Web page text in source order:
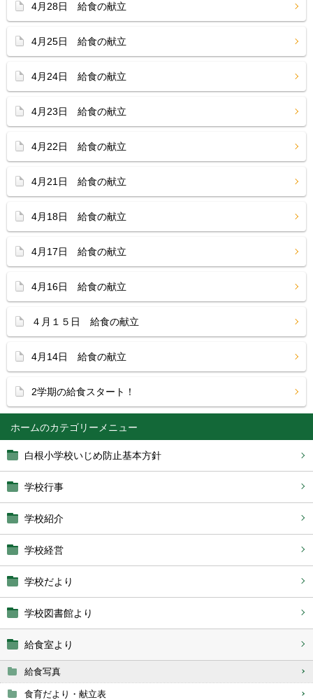
ホーム
白根小学校いじめ防止基本方針
学校行事
学校紹介
学校経営
学校だより
学校図書館より
給食室より
給食写真
食育だより・献立表
4月28日 給食の献立
4月25日 給食の献立
4月24日 給食の献立
4月23日 給食の献立
4月22日 給食の献立
4月21日 給食の献立
4月18日 給食の献立
4月17日 給食の献立
4月16日 給食の献立
４月１５日 給食の献立
4月14日 給食の献立
2学期の給食スタート！